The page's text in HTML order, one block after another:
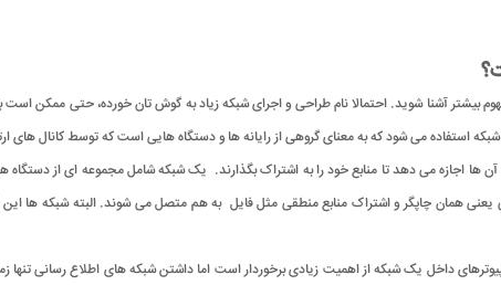
بیشتر آشنا شوید. احتمالا نام طراحی و اجرای شبکه زیاد به گوش تان خورده، حتی ممکن
شبکه استفاده می شود که به معنای گروهی از رایانه‌ ها و دستگاه‌ هایی است که توسط کانال ‌های
ها اجازه می دهد تا منابع خود را به اشتراک بگذارند. یک شبکه شامل مجموعه ای از
یعنی همان چاپگر و اشتراک منابع منطقی مثل فایل به هم متصل می شوند. البته شبکه ها این
داخل یک شبکه از اهمیت زیادی برخوردار است اما داشتن شبکه های اطلاع رسانی تنها